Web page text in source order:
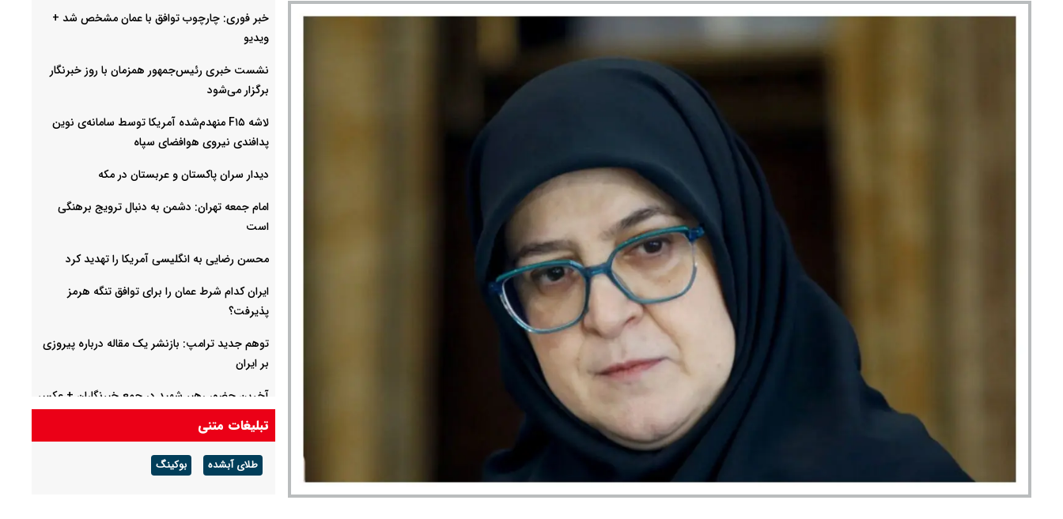
خبر فوری: چارچوب توافق با عمان مشخص شد +
ویدیو
نشست خبری رئیس‌جمهور همزمان با روز خبرنگار
برگزار می‌شود
لاشه F۱۵ منهدم‌شده آمریکا توسط سامانه‌ی نوین
پدافندی نیروی هوافضای سپاه
دیدار سران پاکستان و عربستان در مکه
امام جمعه تهران: دشمن به دنبال ترویج برهنگی
است
محسن رضایی به انگلیسی آمریکا را تهدید کرد
ایران کدام شرط عمان را برای توافق تنگه هرمز
پذیرفت؟
توهم جدید ترامپ: بازنشر یک مقاله درباره پیروزی
بر ایران
آخرین حضور رهبر شهید در جمع خبرنگاران + عکس
محمدجواد ظریف در مراسم تشییع ابولقاسم قاسم
زاده + ویدئو
تبلیغات متنی
طلای آبشده بوکینگ